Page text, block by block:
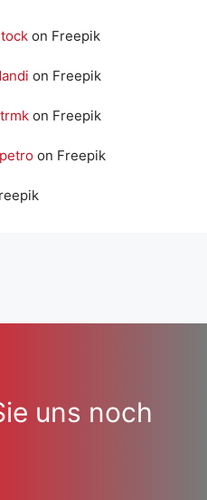
on Freepik
on Freepik
on Freepik
on Freepik
uns noch